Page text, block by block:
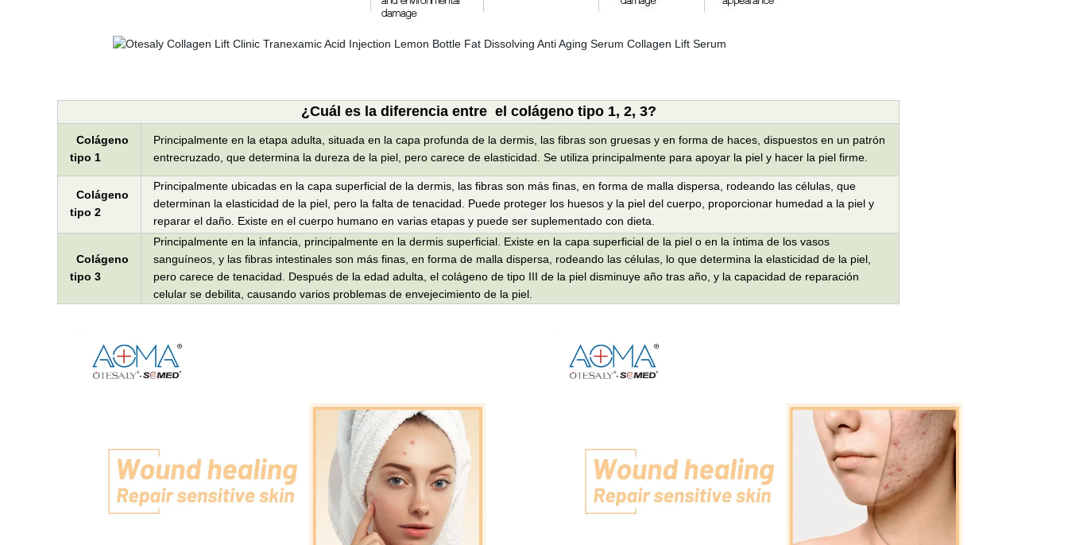
¿Cuál es la diferencia entre el colágeno tipo 1, 2, 3?
Colágeno
tipo 1
Principalmente en la etapa adulta, situada en la capa profunda de la dermis, las fibras son gruesas y en forma de haces, dispuestos en un patrón
entrecruzado, que determina la dureza de la piel, pero carece de elasticidad. Se utiliza principalmente para apoyar la piel y hacer la piel firme.
Colágeno
tipo 2
Principalmente ubicadas en la capa superficial de la dermis, las fibras son más finas, en forma de malla dispersa, rodeando las células, que
determinan la elasticidad de la piel, pero la falta de tenacidad. Puede proteger los huesos y la piel del cuerpo, proporcionar humedad a la piel y
reparar el daño. Existe en el cuerpo humano en varias etapas y puede ser suplementado con dieta.
Colágeno
tipo 3
Principalmente en la infancia, principalmente en la dermis superficial. Existe en la capa superficial de la piel o en la íntima de los vasos
sanguíneos, y las fibras intestinales son más finas, en forma de malla dispersa, rodeando las células, lo que determina la elasticidad de la piel,
pero carece de tenacidad. Después de la edad adulta, el colágeno de tipo III de la piel disminuye año tras año, y la capacidad de reparación
celular se debilita, causando varios problemas de envejecimiento de la piel.